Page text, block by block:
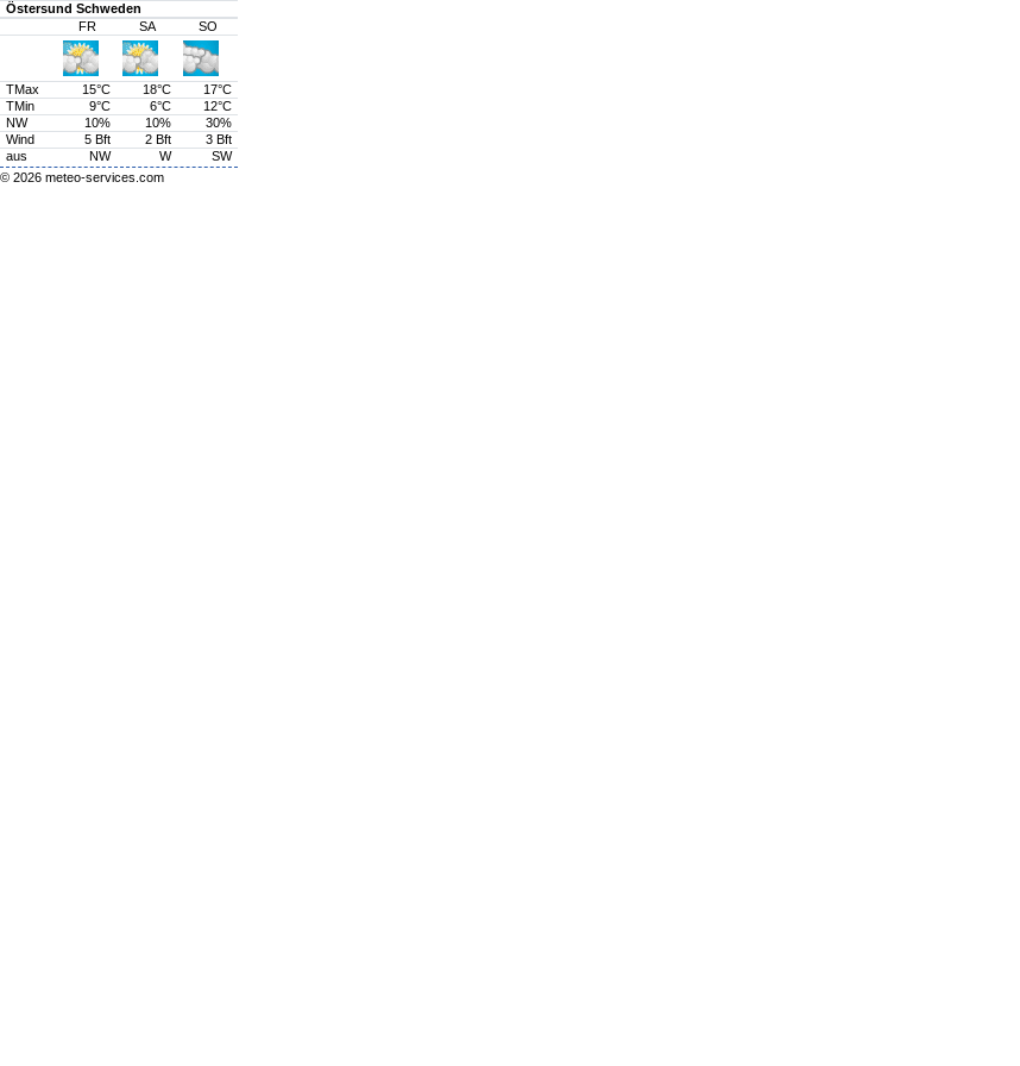
Östersund Schweden
FR
SA SO
TMax 15°C 18°C
17°C
TMin
9°C 6°C
12°C
NW
10% 10%
30%
Wind
5 Bft 2 Bft
3 Bft
aus
NW W
SW
© 2026 meteo-services.com